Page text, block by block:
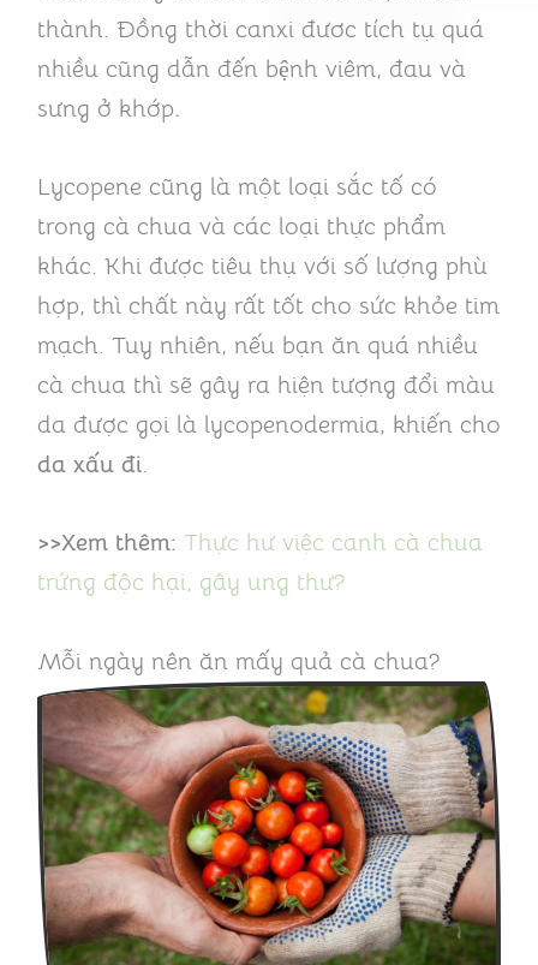
thành. Đồng thời canxi đươc tích tụ quá
nhiều cũng dẫn đến bệnh viêm, đau và
sưng ở khớp.
Lycopene cũng là một loại sắc tố có
trong cà chua và các loại thực phẩm
khác. Khi được tiêu thụ với số lượng phù
hợp, thì chất này rất tốt cho sức khỏe tim
mạch. Tuy nhiên, nếu bạn ăn quá nhiều
cà chua thì sẽ gây ra hiện tượng đổi màu
da được gọi là lycopenodermia, khiến cho
da xấu đi.
>>Xem thêm: Thực hư việc canh cà chua
trứng độc hại, gây ung thư?
Mỗi ngày nên ăn mấy quả cà chua?